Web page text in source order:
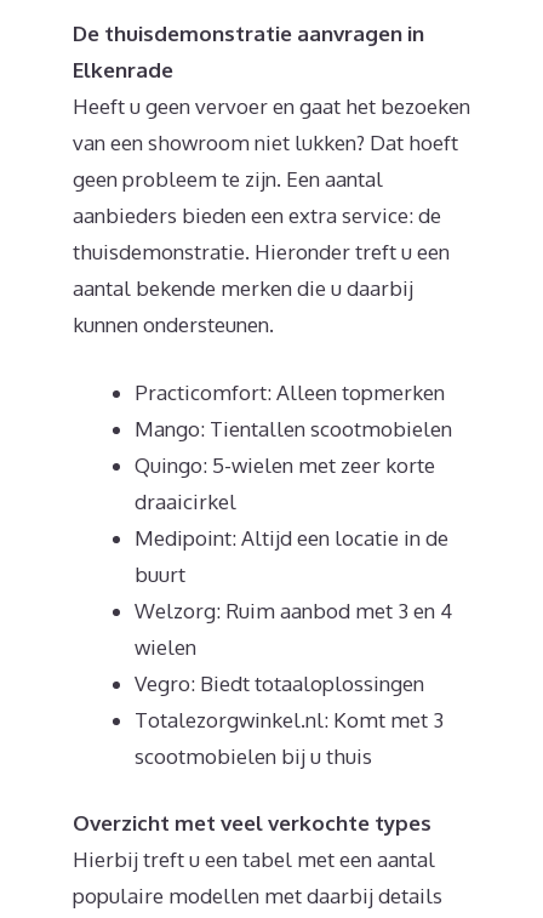
De thuisdemonstratie aanvragen in
Elkenrade
Heeft u geen vervoer en gaat het bezoeken
van een showroom niet lukken? Dat hoeft
geen probleem te zijn. Een aantal
aanbieders bieden een extra service: de
thuisdemonstratie. Hieronder treft u een
aantal bekende merken die u daarbij
kunnen ondersteunen.
Practicomfort: Alleen topmerken
Mango: Tientallen scootmobielen
Quingo: 5-wielen met zeer korte
draaicirkel
Medipoint: Altijd een locatie in de
buurt
Welzorg: Ruim aanbod met 3 en 4
wielen
Vegro: Biedt totaaloplossingen
Totalezorgwinkel.nl: Komt met 3
scootmobielen bij u thuis
Overzicht met veel verkochte types
Hierbij treft u een tabel met een aantal
populaire modellen met daarbij details